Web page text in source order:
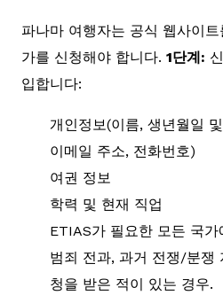
파나마 여행자는 공식 웹사이
가를 신청해야 합니다. 1단계:
입합니다:
개인정보(이름, 생년월일
이메일 주소, 전화번호)
여권 정보
학력 및 현재 직업
ETIAS가 필요한 모든 국가
범죄 전과, 과거 전쟁/분쟁
청을 받은 적이 있는 경우.